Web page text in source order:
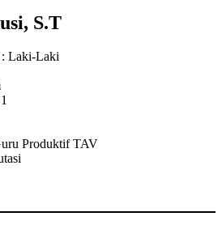
S.T
: Laki-Laki
Produktif TAV